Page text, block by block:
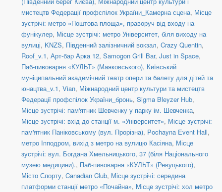
мистецтв Федерації профспілок України_Камерна сцена, Місце
зустрічі: метро «Поштова площа», праворуч від входу на
фунікулер, Місце зустрічі: метро Університет, біля виходу на
вулиці, KNZS, Південний залізничний вокзал, Crazy Quentin,
Roof_v.1, Арт-бар Арка 12, Samogon Grill Bar, Just in Space,
Паб-пивоварня «КУЛЬТ» (Маяковського), Київський
муніципальний академічний театр опери та балету для дітей та
юнацтва_v.1, Vian, Міжнародний центр культури та мистецтв
Федерації профспілок України_бронь, Sigma Bleyzer Hub,
Місце зустрічі: пам'ятник Шевченку у парку ім. Шевченка,
Місце зустрічі: вхід до станції м. «Університет», Місце зустрічі:
пам'ятник Паніковському (вул. Прорізна), Pochayna Event Hall,
метро Іпподром, вихід з метро на вулицю Касіяна, Місце
зустрічі: вул. Богдана Хмельницького, 37 (біля Національного
музею медицини)., Паб-пивоварня «КУЛЬТ» (Ревуцького),
Місто Спорту, Canadian Club, Місце зустрічі: середина
платформи станції метро «Почайна», Місце зустрічі: хол метро